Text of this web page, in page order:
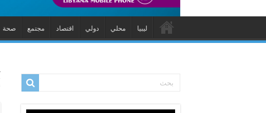
ليبيا محلي دولي اقتصاد مجتمع صحة